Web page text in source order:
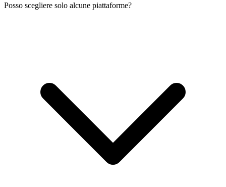
Posso scegliere solo alcune piattaforme?